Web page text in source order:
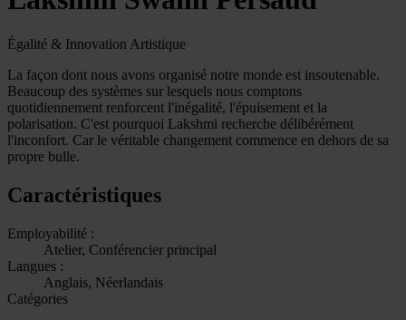
Égalité & Innovation Artistique
La façon dont nous avons organisé notre monde est insoutenable.
Beaucoup des systèmes sur lesquels nous comptons
quotidiennement renforcent l'inégalité, l'épuisement et la
polarisation. C'est pourquoi Lakshmi recherche délibérément
l'inconfort. Car le véritable changement commence en dehors de sa
propre bulle.
Caractéristiques
Employabilité :
Atelier, Conférencier principal
Langues :
Anglais, Néerlandais
Catégories